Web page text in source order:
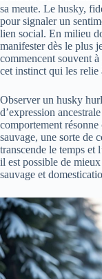
sa meute. Le husky,
pour signaler un
lien social. En milieu
manifester dès le plus
commencent souvent
cet instinct qui les
Observer un husky
d’expression
comportement
sauvage, une sorte de
transcende le temps et
il est possible de
sauvage et